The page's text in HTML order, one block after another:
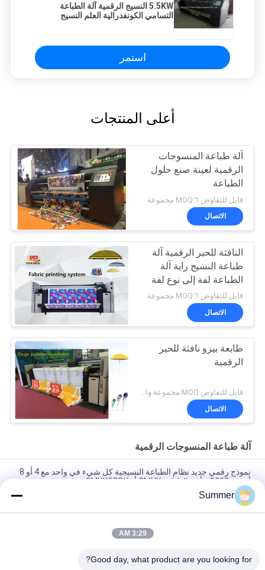
5.5KW النسيج الرقمية آلة الطباعة
التسامي الكونفدرالية العلم النسيج
استمر
أعلى المنتجات
آلة طباعة المنسوجات
الرقمية لعينة صنع حلول
الطباعة
قابل للتفاوض MOQ:1 مجموعة
الاتصال
النافثة للحبر الرقمية آلة
طباعة النسيج راية آلة
الطباعة لفة إلى نوع لفة
قابل للتفاوض MOQ:1 مجموعة
الاتصال
طابعة بيزو نافثة للحبر
الرقمية
قابل للتفاوض MOQ:مجموعة واحدة
الاتصال
آلة طباعة المنسوجات الرقمية
نموذج رقمي جديد نظام الطباعة النسيجية كل شيء في واحد مع 4 أو 8
أجهزة i3200 رأس الطباعة CMYK أو CMYKGRBK
الرقمية 3200mm
كل شيء في واحد مطبعة رقمية بوليستر مطبعة التخفيف المباشر
Summer
3:29 AM
Good day, what product are you looking for?